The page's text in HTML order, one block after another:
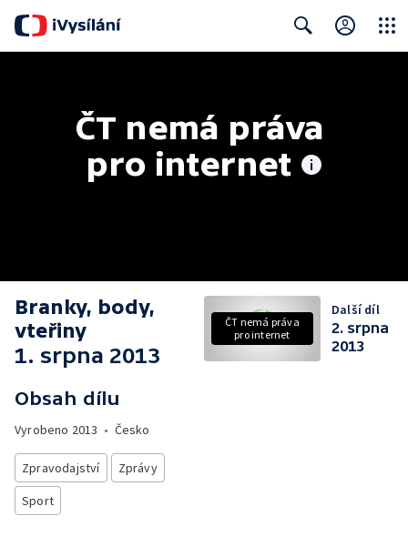
ČT nemá práva
pro internet
Branky, body,
vteřiny
1. srpna 2013
Obsah dílu
Vyrobeno 2013 • Česko
Zpravodajství
Zprávy
Sport
ČT nemá práva
pro internet
Další díl
2. srpna
2013